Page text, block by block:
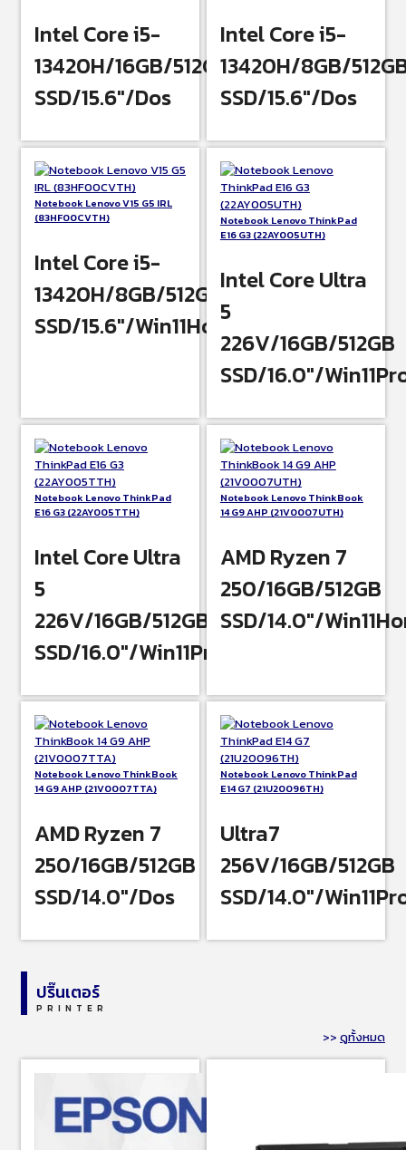
Intel Core i5-
13420H/16GB/512GB
SSD/15.6″/Dos
Intel Core i5-
13420H/8GB/
SSD/15.6″/Dos
Notebook Lenovo V15 G5 IRL
(83HF00CVTH)
Intel Core i5-
13420H/8GB/512GB
SSD/15.6″/Win11Home
Notebook Lenovo ThinkPad
E16 G3 (22AY005UTH)
Intel Core Ultra
5
226V/16GB/512GB
SSD/16.0″/
Notebook Lenovo ThinkPad
E16 G3 (22AY005TTH)
Intel Core Ultra
5
226V/16GB/512GB
SSD/16.0″/Win11Pro
Notebook Lenovo ThinkBook
14 G9 AHP (21V0007UTH)
AMD Ryzen 7
250/16GB/512GB
SSD/14.0″/
Notebook Lenovo ThinkBook
14 G9 AHP (21V0007TTA)
AMD Ryzen 7
250/16GB/512GB
SSD/14.0″/Dos
Notebook Lenovo ThinkPad
E14 G7 (21U20096TH)
Ultra7
256V/16GB/512GB
SSD/14.0″/
ปริ๊นเตอร์
PRINTER
>> ดูทั้งหมด